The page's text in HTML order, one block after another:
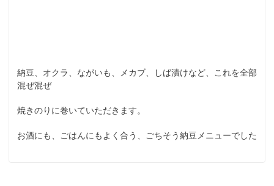
納豆、オクラ、ながいも、メカブ、しば漬けなど、これを全部
混ぜ混ぜ
焼きのりに巻いていただきます。
お酒にも、ごはんにもよく合う、ごちそう納豆メニューでした